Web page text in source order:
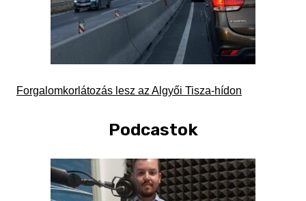
Forgalomkorlátozás lesz az Algyői Tisza-hídon
Podcastok